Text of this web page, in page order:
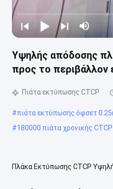
Υψηλής απόδοσης
προς το
Πιάτα εκτύπωσης CTCP
#πιάτα εκτύπωσης όφσετ
#180000 πιάτα χρονικής
Πλάκα Εκτύπωσης CTCP